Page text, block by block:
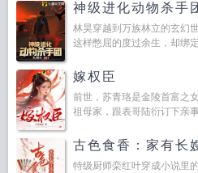
神级进化动物杀手
林昊穿越到万族林立的玄幻
这样憋屈的度过余生，却绑
嫁权臣
前世，苏青珞是金陵首富之
祖母家，跟表哥陆衍订下亲
古色食香：家有长
特级厨师栾红叶穿成小说里